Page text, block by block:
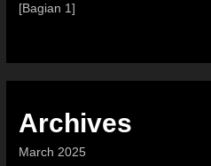
[Bagian 1]
Archives
March 2025